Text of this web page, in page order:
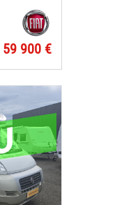
59 900 €